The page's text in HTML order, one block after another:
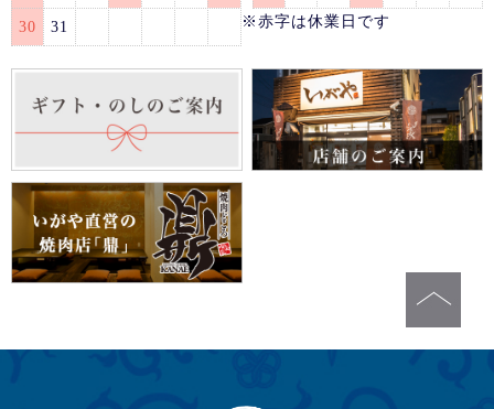
30 31
※赤字は休業日です